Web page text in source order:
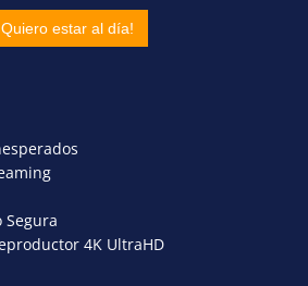
Segura
4K UltraHD